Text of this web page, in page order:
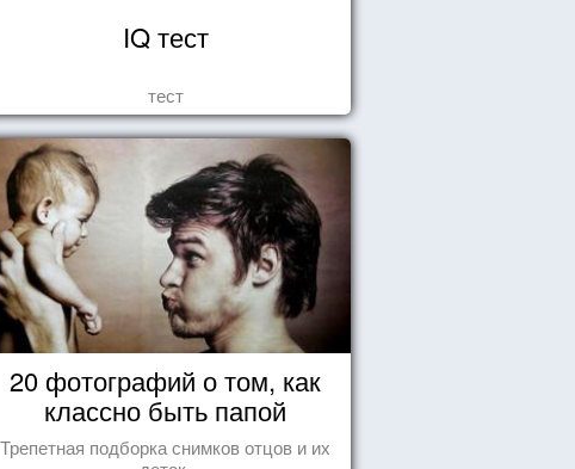
IQ тест
тест
20 фотографий о том, как
классно быть папой
Трепетная подборка снимков отцов и их